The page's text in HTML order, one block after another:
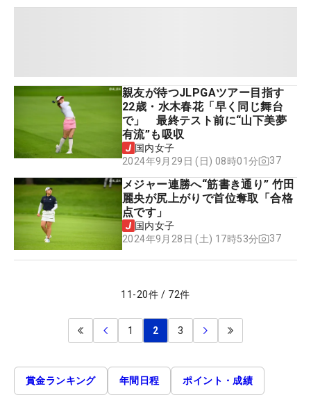
親友が待つJLPGAツアー目指す
22歳・水木春花「早く同じ舞台
で」 最終テスト前に“山下美夢
有流”も吸収
国内女子
2024年9月29日 (日) 08時01分
37
メジャー連勝へ“筋書き通り” 竹田
麗央が尻上がりで首位奪取「合格
点です」
国内女子
2024年9月28日 (土) 17時53分
37
11 -20件 / 72件
1 2 3
賞金ランキング 年間日程 ポイント・成績